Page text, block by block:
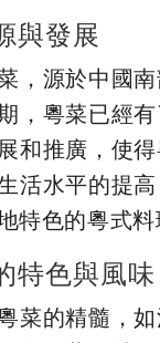
與發展
，源於中國
，粵菜已經
和推廣，使
活水平的提
特色的粵式料
特色與風味
菜的精髓，